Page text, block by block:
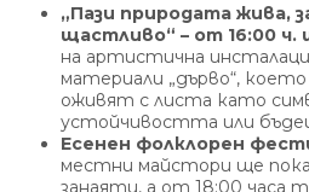
„Пази природата жива,
щастливо“ – от 16:00 ч.
на артистична
материали „дърво“,
оживят с листа като
устойчивостта или
Есенен фолклорен
местни майстори ще
занаяти, а от 18:00 часа